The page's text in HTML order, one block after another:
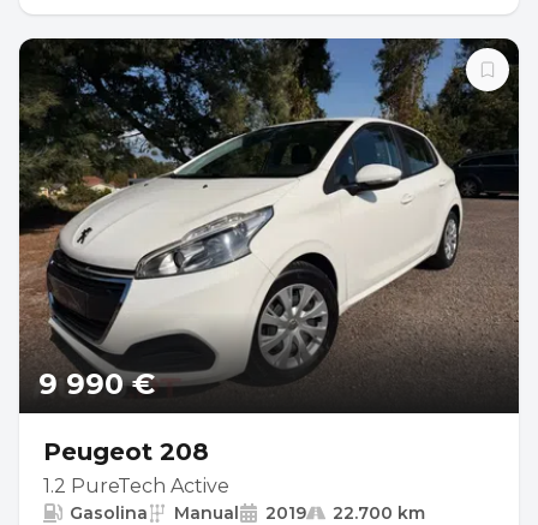
9 990 €
Peugeot 208
1.2 PureTech Active
Gasolina Manual 2019
22.700 km